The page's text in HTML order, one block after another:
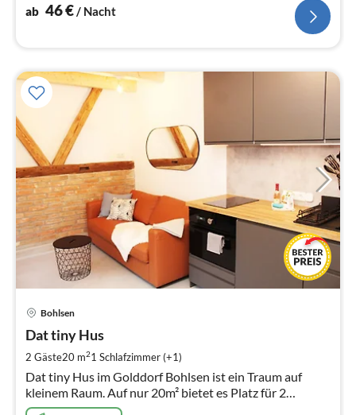
ab 46€/ Nacht
Bohlsen
Dat tiny Hus
2 Gäste20 m21 Schlafzimmer (+1)
Dat tiny Hus im Golddorf Bohlsen ist ein Traum auf
kleinem Raum. Auf nur 20m² bietet es Platz für 2
Personen. Der Wohnraum mit integrierter Küche ist